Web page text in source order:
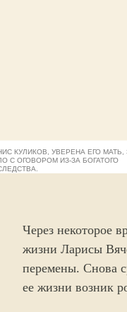
КУЛИКОВ, УВЕРЕНА ЕГО МАТЬ,
С ОГОВОРОМ ИЗ-ЗА БОГАТОГО
Через некоторое
жизни Ларисы
перемены. Снова
ее жизни возник